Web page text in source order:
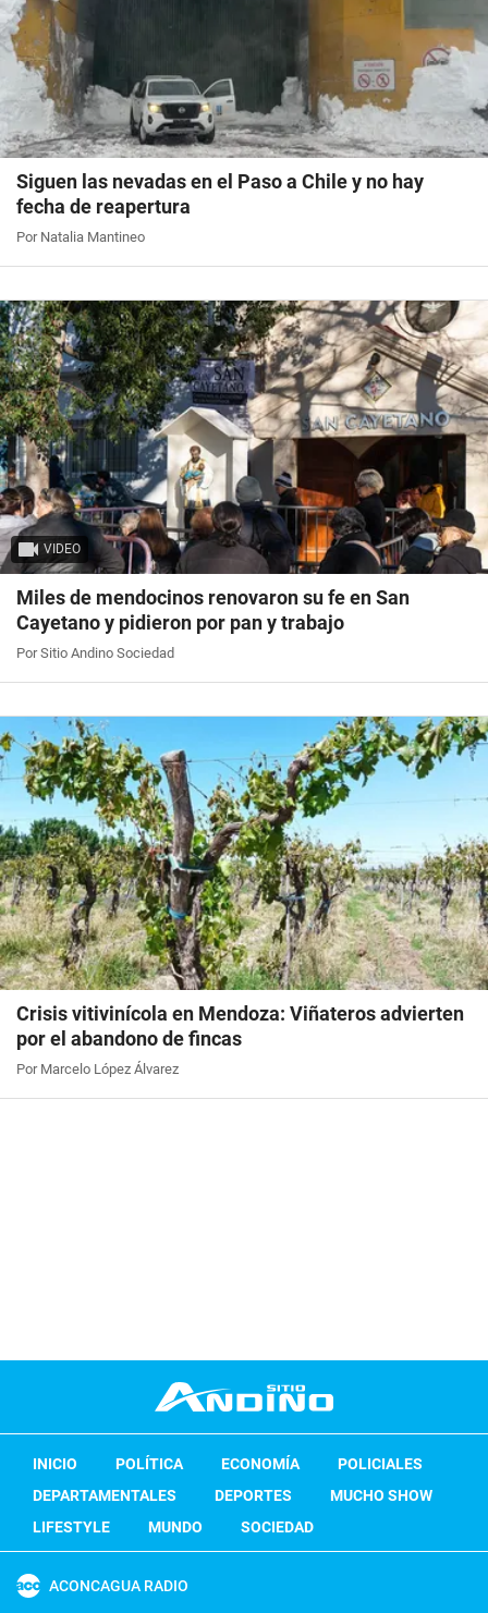
Siguen las nevadas en el Paso a Chile y no hay
fecha de reapertura
Por Natalia Mantineo
VIDEO
Miles de mendocinos renovaron su fe en San
Cayetano y pidieron por pan y trabajo
Por Sitio Andino Sociedad
Crisis vitivinícola en Mendoza: Viñateros advierten
por el abandono de fincas
Por Marcelo López Álvarez
INICIO POLÍTICA ECONOMÍA
POLICIALES
DEPARTAMENTALES
DEPORTES
MUCHO SHOW
LIFESTYLE
MUNDO SOCIEDAD
ACONCAGUA RADIO